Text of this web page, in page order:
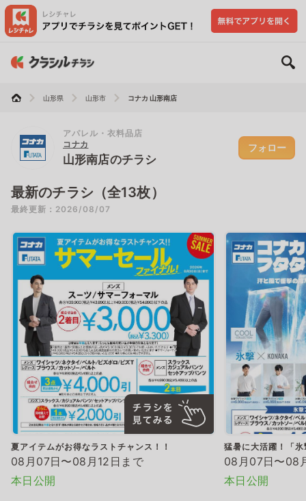
山形県 山形市 コナカ 山形南店
アパレル・衣料品店
コナカ
山形南店のチラシ
フォロー
最新のチラシ（全13枚）
最終更新：2026/08/07
夏アイテムがお得なラストチャンス！！
08月07日〜08月12日まで
本日公開
猛暑に大活躍！「
08月07日〜08
本日公開